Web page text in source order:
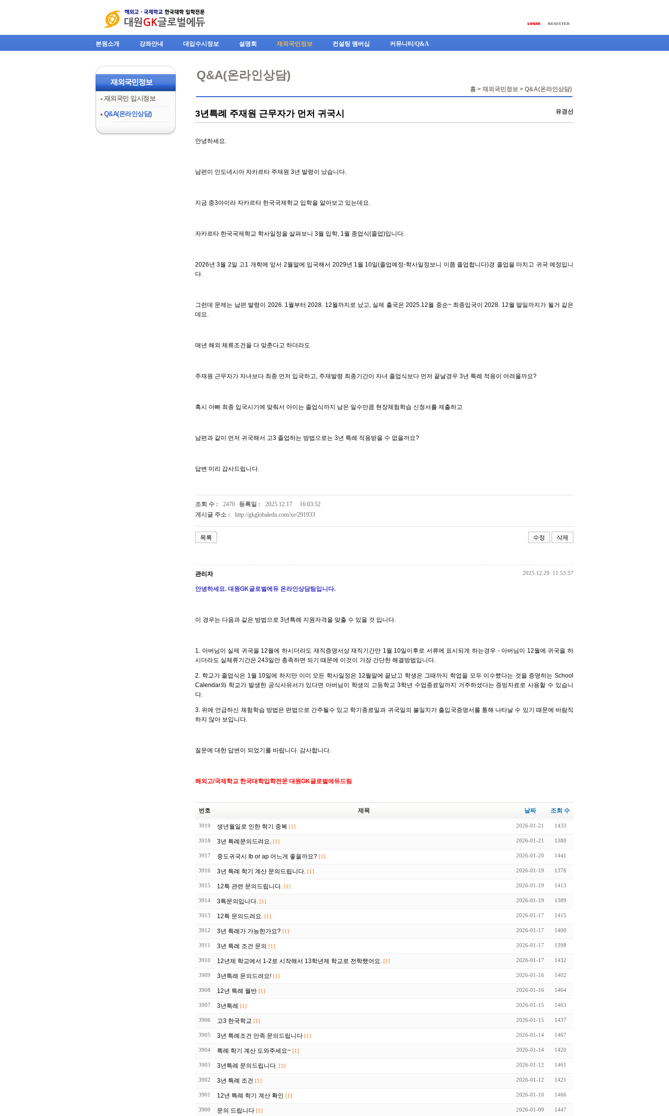
본원소개 강좌안내 대입수시정보 설명회 재외국민정보 컨설팅 멤버십 커뮤니티/Q&A
재외국민정보
재외국민 입시정보
Q&A(온라인상담)
Q&A(온라인상담)
홈 > 재외국민정보 > Q&A(온라인상담)
3년특례 주재원 근무자가 먼저 귀국시 유경선
안녕하세요.
남편이 인도네시아 자카르타 주재원 3년 발령이 났습니다.
지금 중3아이라 자카르타 한국국제학교 입학을 알아보고 있는데요.
자카르타 한국국제학교 학사일정을 살펴보니 3월 입학, 1월 종업식(졸업)입니다.
2026년 3월 2일 고1 개학에 앞서 2월말에 입국해서 2029년 1월 10일(졸업예정-학사일정보니 이쯤 졸업합니다)경 졸업을 마치고 귀국 예정입니
다.
그런데 문제는 남편 발령이 2026. 1월부터 2028. 12월까지로 났고, 실제 출국은 2025.12월 중순~ 최종입국이 2028. 12월 말일까지가 될거 같은
데요.
매년 해외 체류조건을 다 맞춘다고 하더라도
주재원 근무자가 자녀보다 최종 먼저 입국하고, 주재발령 최종기간이 자녀 졸업식보다 먼저 끝날경우 3년 특례 적용이 어려울까요?
혹시 아빠 최종 입국시기에 맞춰서 아이는 졸업식까지 남은 일수만큼 현장체험학습 신청서를 제출하고
남편과 같이 먼저 귀국해서 고3 졸업하는 방법으로는 3년 특례 적용받을 수 없을까요?
답변 미리 감사드립니다.
조회 수 : 2470 등록일 : 2025.12.17
16:03:52
게시글 주소 :
http://gkglobaledu.com/xe/291933
목록 수정 삭제
관리자 2025.12.29 11:53:57
안녕하세요. 대원GK글로벌에듀 온라인상담팀입니다.
이 경우는 다음과 같은 방법으로 3년특례 지원자격을 맞출 수 있을 것 입니다.
1. 아버님이 실제 귀국을 12월에 하시더라도 재직증명서상 재직기간만 1월 10일이후로 서류에 표시되게 하는경우 - 아버님이 12월에 귀국을 하
시더라도 실체류기간은 243일만 충족하면 되기 때문에 이것이 가장 간단한 해결방법입니다.
2. 학교가 졸업식은 1월 10일에 하지만 이미 모든 학사일정은 12월말에 끝났고 학생은 그때까지 학업을 모두 이수했다는 것을 증명하는 School
Calendar와 학교가 발생한 공식사유서가 있다면 아버님이 학생의 고등학교 3학년 수업종료일까지 거주하셨다는 증빙자료로 사용할 수 있습니
다.
3. 위에 언급하신 체험학습 방법은 편법으로 간주될수 있고 학기종료일과 귀국일의 불일치가 출입국증명서를 통해 나타날 수 있기 때문에 바람직
하지 않아 보입니다.
질문에 대한 답변이 되었기를 바랍니다. 감사합니다.
해외고/국제학교 한국대학입학전문 대원GK글로벌에듀드림
번호 제목 날짜 조회 수
3919 생년월일로 인한 학기 중복 [1] 2026-01-21 1433
3918 3년 특례문의드려요. [1] 2026-01-21 1380
3917 중도귀국시 Ib or ap 어느게 좋을까요? [1] 2026-01-20 1441
3916 3년 특례 학기 계산 문의드립니다. [1] 2026-01-19 1376
3915 12특 관련 문의드립니다. [1] 2026-01-19 1413
3914 3특문의입니다. [1] 2026-01-19 1389
3913 12특 문의드려요. [1] 2026-01-17 1415
3912 3년 특례가 가능한가요? [1] 2026-01-17 1400
3911 3년 특례 조건 문의 [1] 2026-01-17 1398
3910 12년제 학교에서 1-2로 시작해서 13학년제 학교로 전학했어요. [1] 2026-01-17 1432
3909 3년특례 문의드려요! [1] 2026-01-16 1402
3908 12년 특례 월반 [1] 2026-01-16 1464
3907 3년특례 [1] 2026-01-15 1463
3906 고3 한국학교 [1] 2026-01-15 1437
3905 3년 특례조건 만족 문의드립니다 [1] 2026-01-14 1467
3904 특례 학기 계산 도와주세요~ [1] 2026-01-14 1420
3903 3년특례 문의드립니다. [1] 2026-01-12 1461
3902 3년 특례 조건 [1] 2026-01-12 1421
3901 12년 특례 학기 계산 확인 [1] 2026-01-10 1466
3900 문의 드립니다 [1] 2026-01-09 1447